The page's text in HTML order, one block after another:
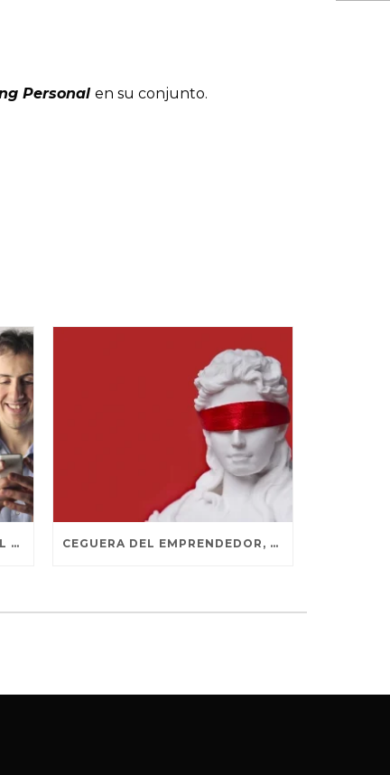
Personal en su conjunto.
TENDENCIAS SOSTENIDAS DEL MARKETING DIGITAL CEGUERA DEL EMPRENDEDOR, NO TE CONTAGIES